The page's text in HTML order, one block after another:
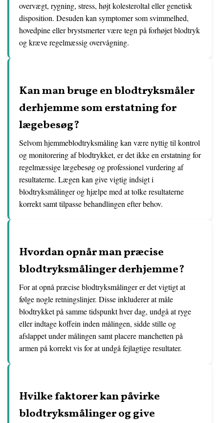
overvægt, rygning, stress, højt kolesteroltal eller genetisk
disposition. Desuden kan symptomer som svimmelhed,
hovedpine eller brystsmerter være tegn på forhøjet blodtryk
og kræve regelmæssig overvågning.
Kan man bruge en blodtryksmåler
derhjemme som erstatning for
lægebesøg?
Selvom hjemmeblodtryksmåling kan være nyttig til kontrol
og monitorering af blodtrykket, er det ikke en erstatning for
regelmæssige lægebesøg og professionel vurdering af
resultaterne. Lægen kan give vigtig indsigt i
blodtryksmålinger og hjælpe med at tolke resultaterne
korrekt samt tilpasse behandlingen efter behov.
Hvordan opnår man præcise
blodtryksmålinger derhjemme?
For at opnå præcise blodtryksmålinger er det vigtigt at
følge nogle retningslinjer. Disse inkluderer at måle
blodtrykket på samme tidspunkt hver dag, undgå at ryge
eller indtage koffein inden målingen, sidde stille og
afslappet under målingen samt placere manchetten på
armen på korrekt vis for at undgå fejlagtige resultater.
Hvilke faktorer kan påvirke
blodtryksmålinger og give